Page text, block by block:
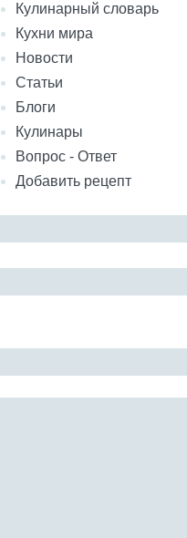
Кулинарный словарь
Кухни мира
Новости
Статьи
Блоги
Кулинары
Вопрос - Ответ
Добавить рецепт